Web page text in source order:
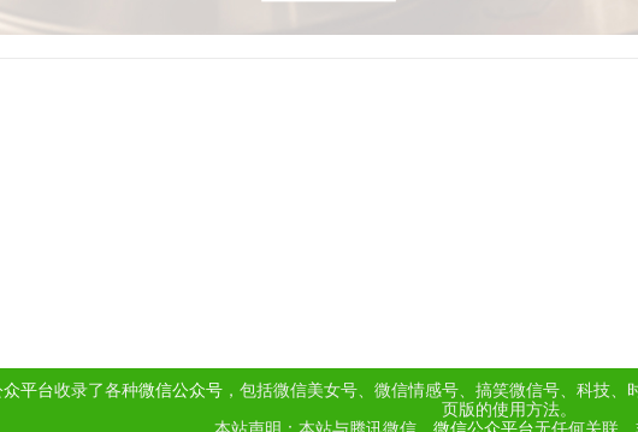
平台收录了各种微信公众号 ，包括微信美女号、微信情感号、搞笑微信号、科技
页版的使用方法。
本站声明：本站与腾讯微信、 微信公众平台无任何关联，